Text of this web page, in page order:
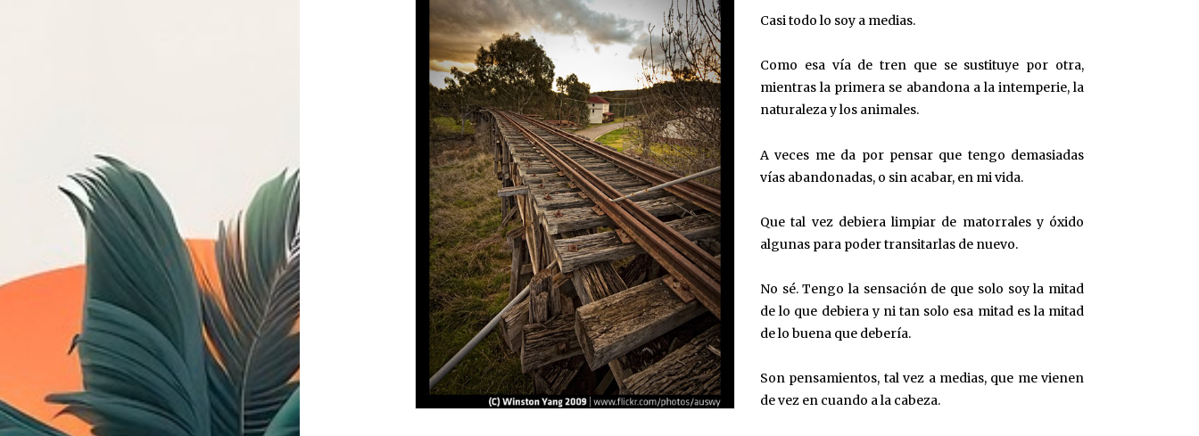
Casi todo lo soy a medias.
Como esa vía de tren que se sustituye por otra,
mientras la primera se abandona a la intemperie, la
naturaleza y los animales.
A veces me da por pensar que tengo demasiadas
vías abandonadas, o sin acabar, en mi vida.
Que tal vez debiera limpiar de matorrales y óxido
algunas para poder transitarlas de nuevo.
No sé. Tengo la sensación de que solo soy la mitad
de lo que debiera y ni tan solo esa mitad es la mitad
de lo buena que debería.
Son pensamientos, tal vez a medias, que me vienen
de vez en cuando a la cabeza.